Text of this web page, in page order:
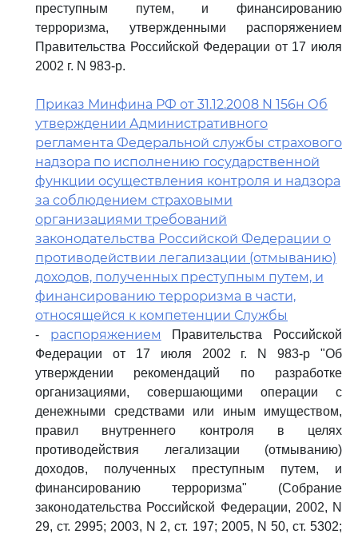
преступным путем, и финансированию
терроризма, утвержденными распоряжением
Правительства Российской Федерации от 17 июля
2002 г. N 983-р.
Приказ Минфина РФ от 31.12.2008 N 156н Об
утверждении Административного
регламента Федеральной службы страхового
надзора по исполнению государственной
функции осуществления контроля и надзора
за соблюдением страховыми
организациями требований
законодательства Российской Федерации о
противодействии легализации (отмыванию)
доходов, полученных преступным путем, и
финансированию терроризма в части,
относящейся к компетенции Службы
- распоряжением Правительства Российской
Федерации от 17 июля 2002 г. N 983-р "Об
утверждении рекомендаций по разработке
организациями, совершающими операции с
денежными средствами или иным имуществом,
правил внутреннего контроля в целях
противодействия легализации (отмыванию)
доходов, полученных преступным путем, и
финансированию терроризма" (Собрание
законодательства Российской Федерации, 2002, N
29, ст. 2995; 2003, N 2, ст. 197; 2005, N 50, ст. 5302;